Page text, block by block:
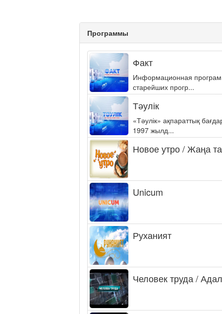
Программы
Факт
Информационная
старейших прогр...
Тәулік
«Тәулік» ақпараттық
1997 жылд...
Новое утро / Жаңа
Unicum
Руханият
Человек труда /